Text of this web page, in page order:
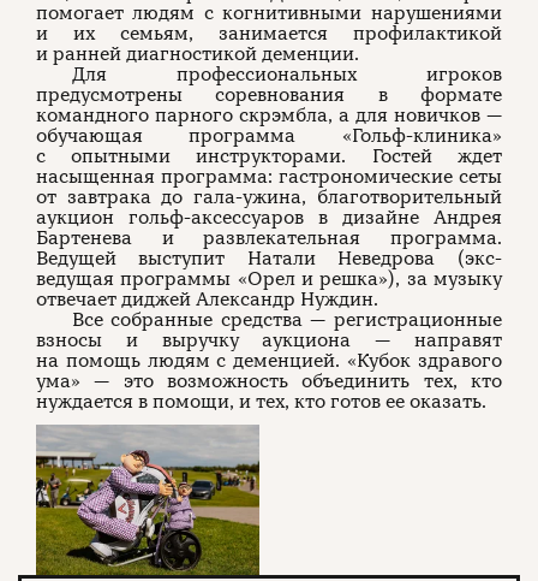
помогает людям с когнитивными нарушениями
и их семьям, занимается профилактикой
и ранней диагностикой деменции.
Для профессиональных игроков
предусмотрены соревнования в формате
командного парного скрэмбла, а для новичков —
обучающая программа «Гольф-клиника»
с опытными инструкторами. Гостей ждет
насыщенная программа: гастрономические сеты
от завтрака до гала-ужина, благотворительный
аукцион гольф-аксессуаров в дизайне Андрея
Бартенева и развлекательная программа.
Ведущей выступит Натали Неведрова (экс-
ведущая программы «Орел и решка»), за музыку
отвечает диджей Александр Нуждин.
Все собранные средства — регистрационные
взносы и выручку аукциона — направят
на помощь людям с деменцией. «Кубок здравого
ума» — это возможность объединить тех, кто
нуждается в помощи, и тех, кто готов ее оказать.